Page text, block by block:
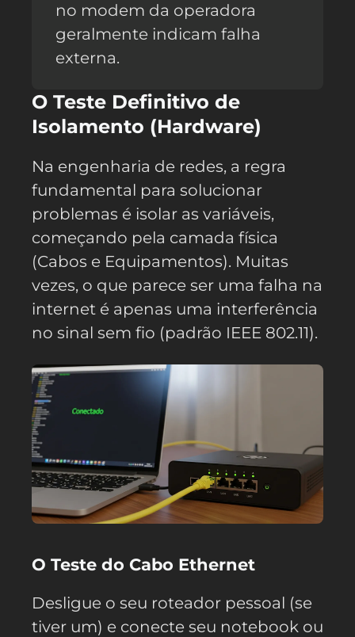
no modem da operadora
geralmente indicam falha
externa.
O Teste Definitivo de
Isolamento (Hardware)
Na engenharia de redes, a regra
fundamental para solucionar
problemas é isolar as variáveis,
começando pela camada física
(Cabos e Equipamentos). Muitas
vezes, o que parece ser uma falha na
internet é apenas uma interferência
no sinal sem fio (padrão IEEE 802.11).
O Teste do Cabo Ethernet
Desligue o seu roteador pessoal (se
tiver um) e conecte seu notebook ou